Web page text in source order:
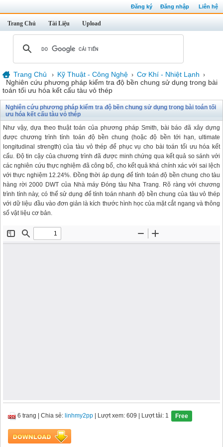
Đăng ký Đăng nhập Liên hệ
Trang Chủ Tài Liệu Upload
Trang Chủ › Kỹ Thuật - Công Nghệ › Cơ Khí - Nhiệt Lạnh ›
Nghiên cứu phương pháp kiểm tra độ bền chung sử dụng trong bài
toán tối ưu hóa kết cấu tàu vỏ thép
Nghiên cứu phương pháp kiểm tra độ bền chung sử dụng trong bài toán tối
ưu hóa kết cấu tàu vỏ thép
Như vậy, dựa theo thuật toán của phương pháp Smith, bài báo đã xây dựng
được chương trình tính toán độ bền chung (hoặc độ bền tới hạn, ultimate
longitudinal strength) của tàu vỏ thép để phục vụ cho bài toán tối ưu hóa kết
cấu. Độ tin cậy của chương trình đã được minh chứng qua kết quả so sánh với
các nghiên cứu thực nghiệm đã công bố, cho kết quả khá chính xác với sai lệch
với thực nghiệm 12.24%. Đồng thời áp dụng để tính toán độ bền chung cho tàu
hàng rời 2000 DWT của Nhà máy Đóng tàu Nha Trang. Rõ ràng với chương
trình tính này, có thể sử dụng để tính toán nhanh độ bền chung của tàu vỏ thép
với dữ liệu đầu vào đơn giản là kích thước hình học của mặt cắt ngang và thông
số vật liệu cơ bản.
6 trang Chia sẻ: linhmy2pp | Lượt xem: 609 | Lượt tải: 1 Free